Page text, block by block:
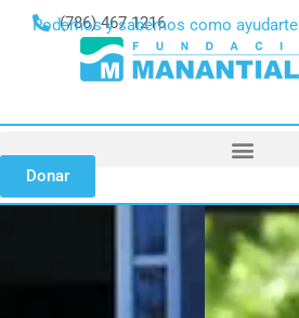
(786) 467 1216
Podemos y sabemos como ayudarte
Donar